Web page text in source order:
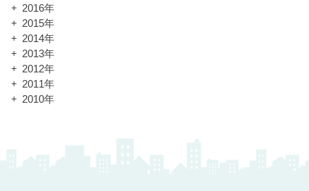
2016年
2015年
2014年
2013年
2012年
2011年
2010年